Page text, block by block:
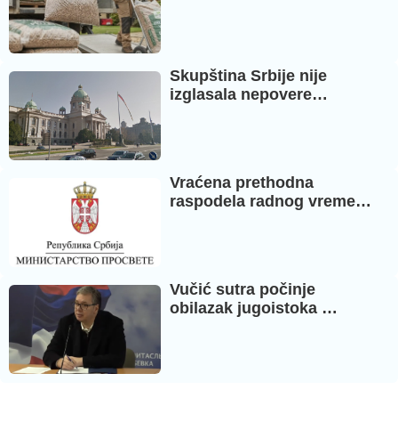
Skupština Srbije nije
izglasala nepovere…
Vraćena prethodna
raspodela radnog vreme…
Vučić sutra počinje
obilazak jugoistoka …